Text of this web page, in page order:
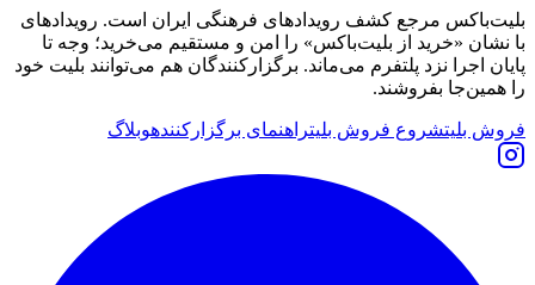
بلیت‌باکس مرجع کشف رویدادهای فرهنگی ایران است. رویدادهای
با نشان «خرید از بلیت‌باکس» را امن و مستقیم می‌خرید؛ وجه تا
پایان اجرا نزد پلتفرم می‌ماند. برگزارکنندگان هم می‌توانند بلیت خود
را همین‌جا بفروشند.
فروش بلیتشروع فروش بلیتراهنمای برگزارکنندهوبلاگ